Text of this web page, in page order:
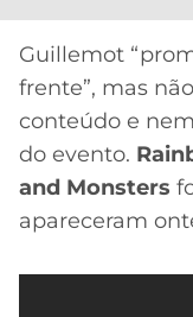
ONLINE
CASSINOS
ONLINE
2026
VASCO
GRÊMIO
ATLÉTICO
LIGA
DOS
LALIGA
Guillemot
frente”, mas
conteúdo e
do evento.
and Monsters
apareceram